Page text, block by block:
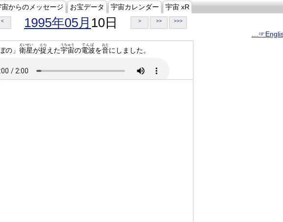
宙からのメッセージ お宝データ 宇宙カレンダー 宇宙 xR
< 1995年05月 10日 > >> >>>
の」 衛星
えいせい
が捉
とら
えた宇宙
うちゅう
の電波
でんぱ
を音
おと
にしました。